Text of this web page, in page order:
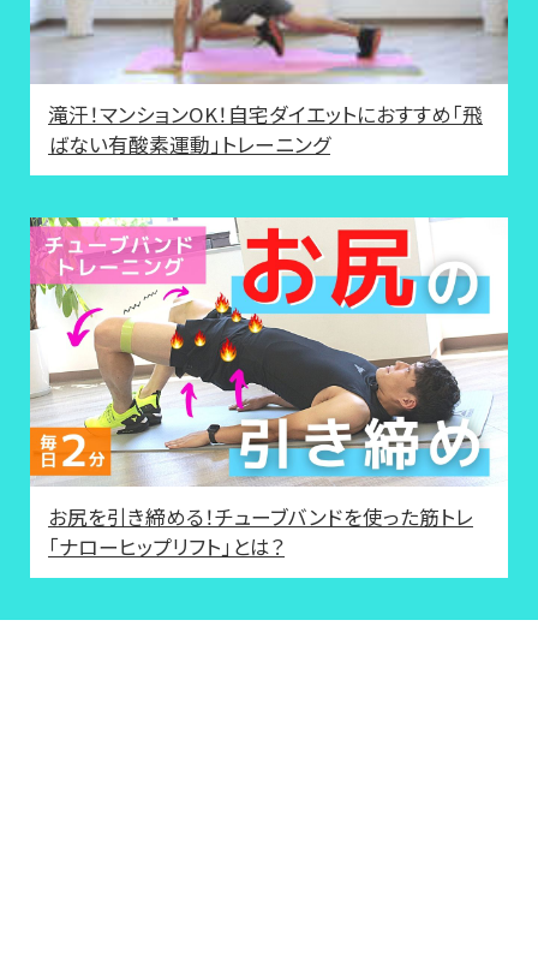
滝汗！マンションOK！自宅ダイエットにおすすめ「飛
ばない有酸素運動」トレーニング
お尻を引き締める！チューブバンドを使った筋トレ
「ナローヒップリフト」とは？